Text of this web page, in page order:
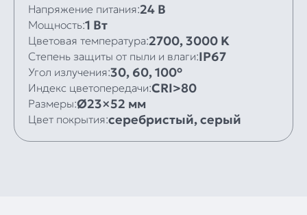
Напряжение питания:24 В
Мощность:1 Вт
Цветовая температура:2700, 3000 K
Степень защиты от пыли и влаги:IP67
Угол излучения:30, 60, 100°
Индекс цветопередачи:CRI>80
Размеры:Ø23×52 мм
Цвет покрытия:серебристый, серый